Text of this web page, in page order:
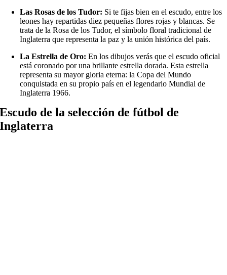
Las Rosas de los Tudor: Si te fijas bien en el escudo, entre los
leones hay repartidas diez pequeñas flores rojas y blancas. Se
trata de la Rosa de los Tudor, el símbolo floral tradicional de
Inglaterra que representa la paz y la unión histórica del país.
La Estrella de Oro: En los dibujos verás que el escudo oficial
está coronado por una brillante estrella dorada. Esta estrella
representa su mayor gloria eterna: la Copa del Mundo
conquistada en su propio país en el legendario Mundial de
Inglaterra 1966.
Escudo de la selección de fútbol de
Inglaterra